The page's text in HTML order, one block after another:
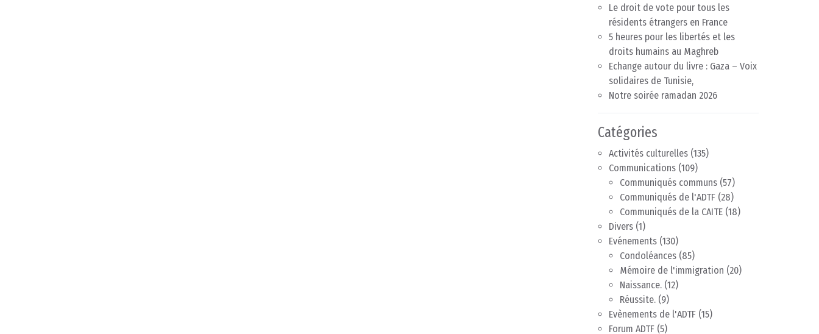
Le droit de vote pour tous les
résidents étrangers en France
5 heures pour les libertés et les
droits humains au Maghreb
Echange autour du livre : Gaza – Voix
solidaires de Tunisie,
Notre soirée ramadan 2026
Catégories
Activités culturelles (135)
Communications (109)
Communiqués communs (57)
Communiqués de l'ADTF (28)
Communiqués de la CAITE (18)
Divers (1)
Evénements (130)
Condoléances (85)
Mémoire de l'immigration (20)
Naissance. (12)
Réussite. (9)
Evènements de l'ADTF (15)
Forum ADTF (5)